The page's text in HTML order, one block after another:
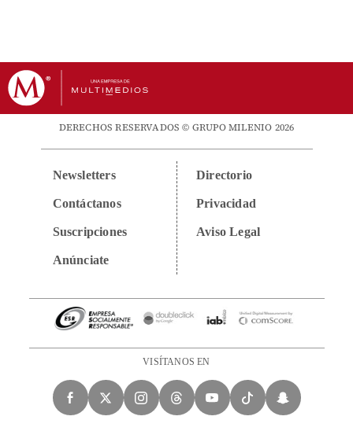
DERECHOS RESERVADOS © GRUPO MILENIO 2026
Newsletters
Contáctanos
Suscripciones
Anúnciate
Directorio
Privacidad
Aviso Legal
VISÍTANOS EN